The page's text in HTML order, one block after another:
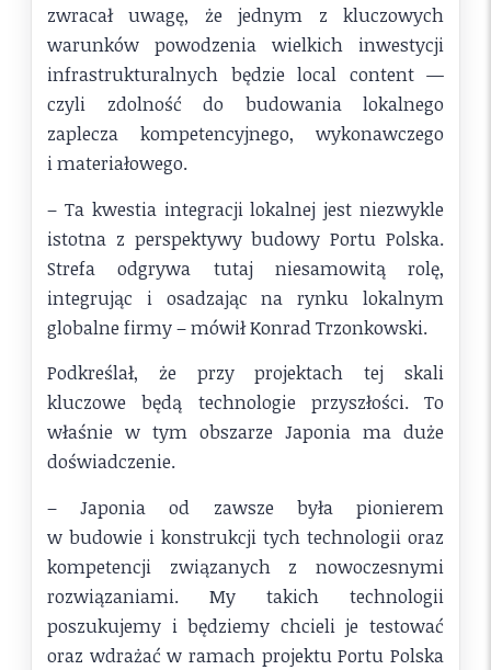
zwracał uwagę, że jednym z kluczowych
warunków powodzenia wielkich inwestycji
infrastrukturalnych będzie local content —
czyli zdolność do budowania lokalnego
zaplecza kompetencyjnego, wykonawczego
i materiałowego.
– Ta kwestia integracji lokalnej jest niezwykle
istotna z perspektywy budowy Portu Polska.
Strefa odgrywa tutaj niesamowitą rolę,
integrując i osadzając na rynku lokalnym
globalne firmy – mówił Konrad Trzonkowski.
Podkreślał, że przy projektach tej skali
kluczowe będą technologie przyszłości. To
właśnie w tym obszarze Japonia ma duże
doświadczenie.
– Japonia od zawsze była pionierem
w budowie i konstrukcji tych technologii oraz
kompetencji związanych z nowoczesnymi
rozwiązaniami. My takich technologii
poszukujemy i będziemy chcieli je testować
oraz wdrażać w ramach projektu Portu Polska